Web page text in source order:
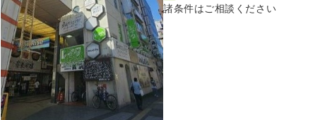
諸条件はご相談ください